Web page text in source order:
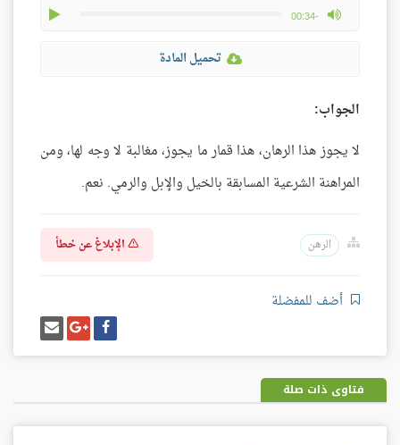
-00:34
max volume
تحميل المادة
الجواب:
لا يجوز هذا الرهان، هذا قمار ما يجوز، مغالبة لا وجه لها، ومن
المراهنة الشرعية المسابقة بالخيل والإبل والرمي. نعم.
الرهن الإبلاغ عن خطأ
أضف للمفضلة
شارك
على
فيسبوك
شارك
على
غوغل
بلس
إرسل
إيميل
فتاوى ذات صلة